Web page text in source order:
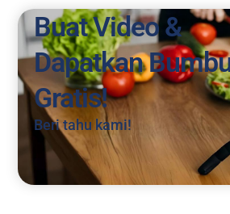
Buat Video &
Dapatkan
Gratis!
Beri tahu kami!